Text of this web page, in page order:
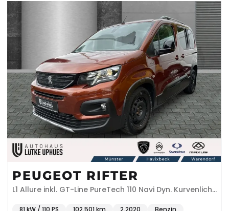
PEUGEOT RIFTER
L1 Allure inkl. GT-Line PureTech 110 Navi Dyn. Kurvenlicht
81 kW / 110 PS 102.501 km 2.2020 Benzin